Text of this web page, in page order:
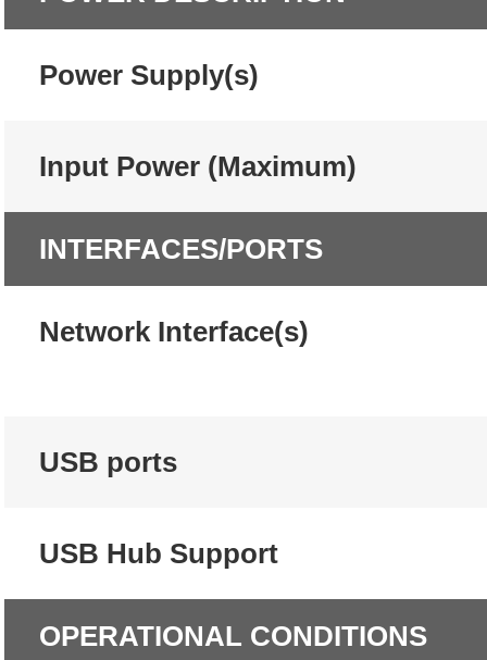
Power Supply(s)
Input Power (Maximum)
INTERFACES/PORTS
Network Interface(s)
USB ports
USB Hub Support
OPERATIONAL CONDITIONS